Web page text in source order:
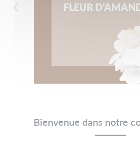
FLEUR
Bienvenue dans notre